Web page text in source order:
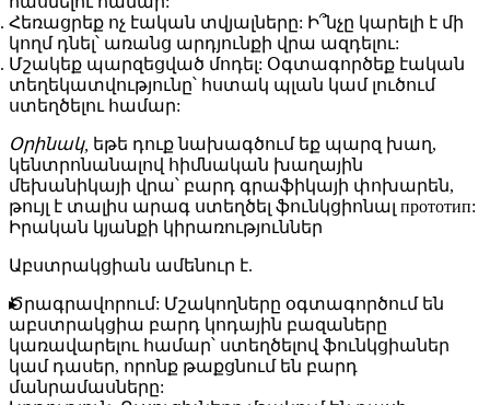
Հեռացրեք ոչ էական տվյալները: Ի՞նչը կարելի է մի
կողմ դնել՝ առանց արդյունքի վրա ազդելու:
Մշակեք պարզեցված մոդել: Օգտագործեք էական
տեղեկատվությունը՝ հստակ պլան կամ լուծում
ստեղծելու համար:
Օրինակ, եթե դուք նախագծում եք պարզ խաղ,
կենտրոնանալով հիմնական խաղային
մեխանիկայի վրա՝ բարդ գրաֆիկայի փոխարեն,
թույլ է տալիս արագ ստեղծել ֆունկցիոնալ прототип:
Իրական կյանքի կիրառություններ
Աբստրակցիան ամենուր է.
Ծրագրավորում: Մշակողները օգտագործում են
աբստրակցիա բարդ կոդային բազաները
կառավարելու համար՝ ստեղծելով ֆունկցիաներ
կամ դասեր, որոնք թաքցնում են բարդ
մանրամասները: